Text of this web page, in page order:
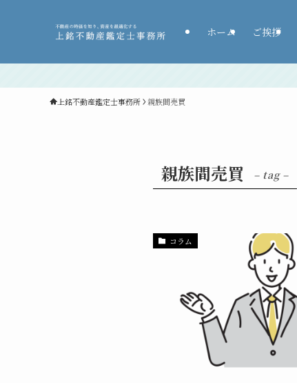
ホーム ご挨拶
上銘不動産鑑定士事務所 親族間売買
親族間売買 – tag –
コラム